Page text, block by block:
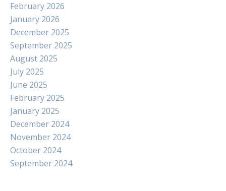
February 2026
January 2026
December 2025
September 2025
August 2025
July 2025
June 2025
February 2025
January 2025
December 2024
November 2024
October 2024
September 2024